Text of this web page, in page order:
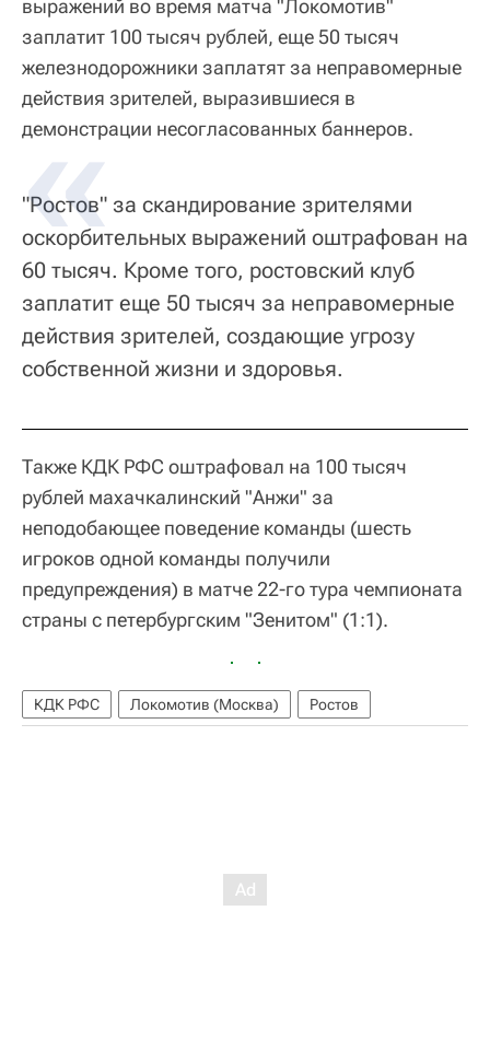
выражений во время матча "Локомотив"
заплатит 100 тысяч рублей, еще 50 тысяч
железнодорожники заплатят за неправомерные
действия зрителей, выразившиеся в
демонстрации несогласованных баннеров.
"Ростов" за скандирование зрителями
оскорбительных выражений оштрафован на
60 тысяч. Кроме того, ростовский клуб
заплатит еще 50 тысяч за неправомерные
действия зрителей, создающие угрозу
собственной жизни и здоровья.
Также КДК РФС оштрафовал на 100 тысяч
рублей махачкалинский "Анжи" за
неподобающее поведение команды (шесть
игроков одной команды получили
предупреждения) в матче 22-го тура чемпионата
страны с петербургским "Зенитом" (1:1).
КДК РФС Локомотив (Москва) Ростов